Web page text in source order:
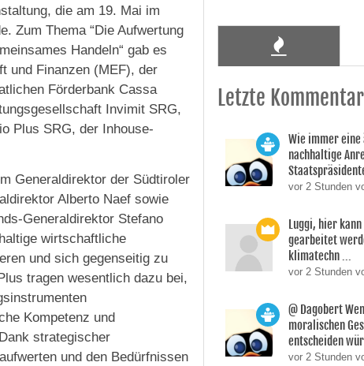
die am 19. Mai im
Zum Thema “Die Aufwertung
Handeln“ gab es
und Finanzen (MEF), der
Förderbank Cassa
Invimit SRG,
Plus SRG, der Inhouse-
Generaldirektor der Südtiroler
Alberto Naef sowie
Generaldirektor Stefano
wirtschaftliche
und sich gegenseitig zu
tragen wesentlich dazu bei,
Kompetenz und
strategischer
und den Bedürfnissen
Letzte
Wie immer
nachhaltige
vor 2 Stunden
Luggi, hier
gearbeitet
klimatechn ...
vor 2 Stunden
@ Dagobert
moralischen
entscheiden
vor 2 Stunden